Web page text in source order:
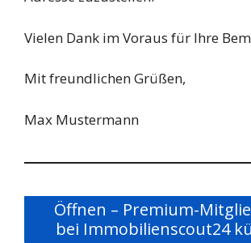
Vielen Dank im Voraus für Ihre
Mit freundlichen Grüßen,
Max Mustermann
Öffnen – Premium-
bei Immobilienscout24